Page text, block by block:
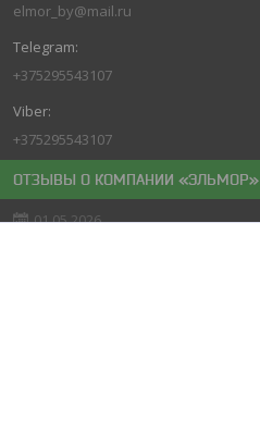
elmor_by@mail.ru
+375295543107
+375295543107
ОТЗЫВЫ О КОМПАНИИ «ЭЛЬМОР»
01.05.2026